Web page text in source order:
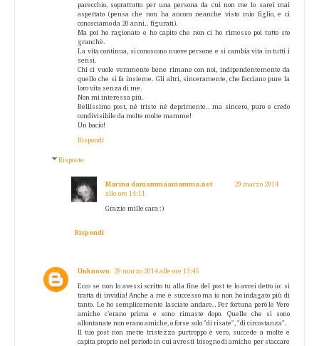
parecchio, soprattutto per una persona da cui non me lo sarei mai
aspettato (pensa che non ha ancora neanche visto mio figlio, e ci
conosciamo da 20 anni.. figurati).
Ma poi ho ragionato e ho capito che non ci ho rimesso poi tutto sto
granchè.
La vita continua, si conoscono nuove persone e si cambia vita in tutti i
sensi.
Chi ci vuole veramente bene rimane con noi, indipendentemente da
quello che si fa insieme. Gli altri, sinceramente, che facciano pure la
loro vita senza di me.
Non mi interessa più.
Bellissimo post, né triste né deprimente.. ma sincero, puro e credo
condivisibile da molte molte mamme!
Un bacio!
Rispondi
Risposte
Marina damammaamamma.net
29 marzo 2014
alle ore 14:11
Grazie mille cara :)
Rispondi
Unknown 29 marzo 2014 alle ore 13:45
Ecco se non lo avessi scritto tu alla fine del post te lo avrei detto io: si
tratta di invidia! Anche a me è successo ma io non ho indagato più di
tanto. Le ho semplicemente lasciate andare.. Per fortuna però le Vere
amiche c'erano prima e sono rimaste dopo. Quelle che si sono
allontanate non erano amiche, o forse solo "di risate", "di circostanza".
Il tuo post non mette tristezza purtroppo è vero, succede a molte e
capita proprio nel periodo in cui avresti bisogno di amiche per staccare